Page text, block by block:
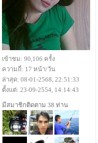
เข้าชม: 90,106 ครั้ง
ความถี่: 17 หน้า/วัน
ล่าสุด: 08-01-2568, 22:51:33
ตั้งแต่: 23-09-2554, 14:14:43
มีสมาชิกติดตาม 38 ท่าน